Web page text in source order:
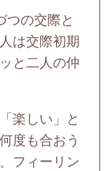
つの交際と
は交際初期
と二人の仲
楽しい」と
度も合おう
フィーリン